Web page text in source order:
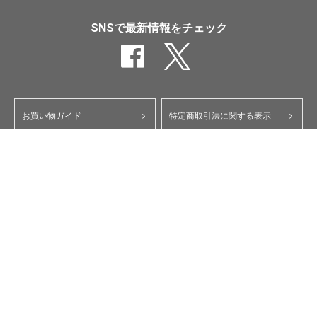
SNSで最新情報をチェック
お買い物ガイド 特定商取引法に関する表示